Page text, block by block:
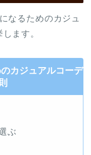
なるためのカジュ
ます。
カジュアルコーデ
ぶ